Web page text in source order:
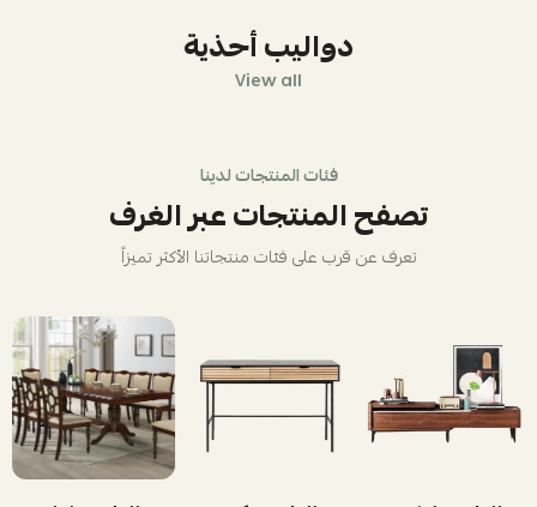
دواليب أحذية
View all
فئات المنتجات لدينا
تصفح المنتجات عبر الغرف
تعرف عن قرب على فئات منتجاتنا الأكثر تميزاً